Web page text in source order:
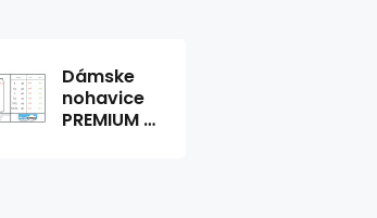
Dámske
nohavice
PREMIUM s